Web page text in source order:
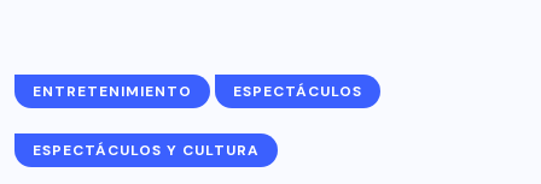
ENTRETENIMIENTO ESPECTÁCULOS
ESPECTÁCULOS Y CULTURA